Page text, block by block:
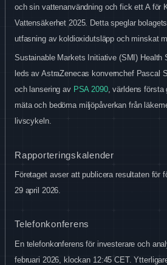
och sin vattenanvändning och fick ett A för
Vattensäkerhet 2025. Detta speglar
utfasning av koldioxidutsläpp och minskat
Sustainable Markets Initiative (SMI) Health
leds av AstraZenecas konvernchef Pascal
och lansering av PSA 2090, världens första
mäta och bedöma miljöpåverkan från
livscykeln.
Rapporteringskalender
Företaget avser att publicera resultaten för
29 april 2026.
Telefonkonferens
En telefonkonferens för investerare och
februari 2026, klockan 12:45 CET.